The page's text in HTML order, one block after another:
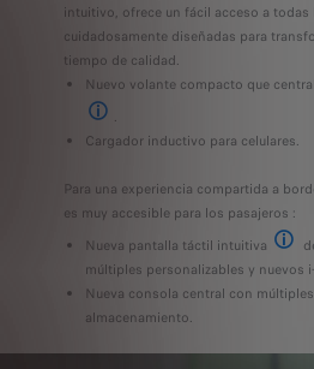
intuitivo, ofrece un fácil acceso a todas
cuidadosamente diseñadas para
tiempo de calidad.
Nuevo volante compacto que
Radio, medios de comunicación,
.
Cargador inductivo para celulares.
Para una experiencia compartida a
es muy accesible para los pasajeros :
Nueva pantalla táctil intuitiva
múltiples personalizables y nuevos
Nueva consola central con
almacenamiento.